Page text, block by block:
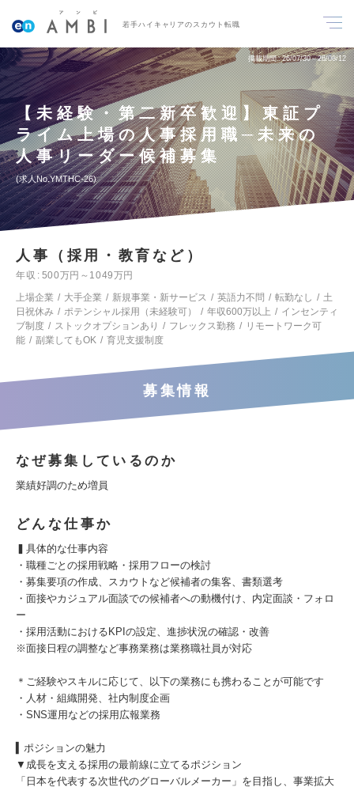
若手ハイキャリアのスカウト転職
掲載期間 26/07/30～26/08/12
【未経験・第二新卒歓迎】東証プ
ライム上場の人事採用職─未来の
人事リーダー候補募集
求人No.YMTHC-26
人事（採用・教育など）
年収
500万円～1049万円
上場企業
大手企業 新規事業・新サービス 英語力不問 転勤なし
土
日祝休み
ポテンシャル採用（未経験可） 年収600万以上
インセンティ
ブ制度
ストックオプションあり フレックス勤務
リモートワーク可
能
副業してもOK 育児支援制度
募集情報
なぜ募集しているのか
業績好調のため増員
どんな仕事か
▍具体的な仕事内容
・職種ごとの採用戦略・採用フローの検討
・募集要項の作成、スカウトなど候補者の集客、書類選考
・面接やカジュアル面談での候補者への動機付け、内定面談・フォロ
ー
・採用活動におけるKPIの設定、進捗状況の確認・改善
※面接日程の調整など事務業務は業務職社員が対応
＊ご経験やスキルに応じて、以下の業務にも携わることが可能です
・人材・組織開発、社内制度企画
・SNS運用などの採用広報業務
▍ポジションの魅力
▼成長を支える採用の最前線に立てるポジション
「日本を代表する次世代のグローバルメーカー」を目指し、事業拡大